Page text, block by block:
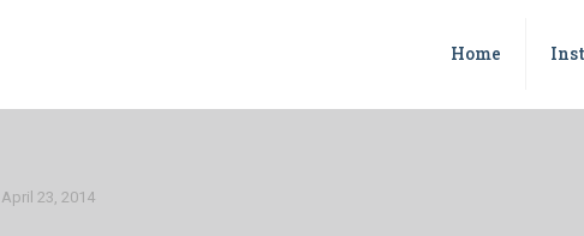
Home
April 23, 2014